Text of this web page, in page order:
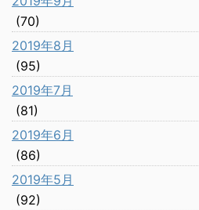
(70)
2019年8月
(95)
2019年7月
(81)
2019年6月
(86)
2019年5月
(92)